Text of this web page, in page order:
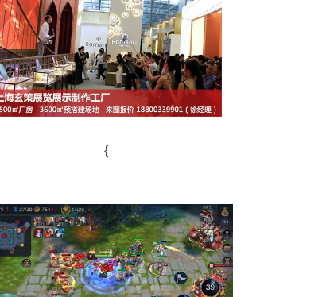
{